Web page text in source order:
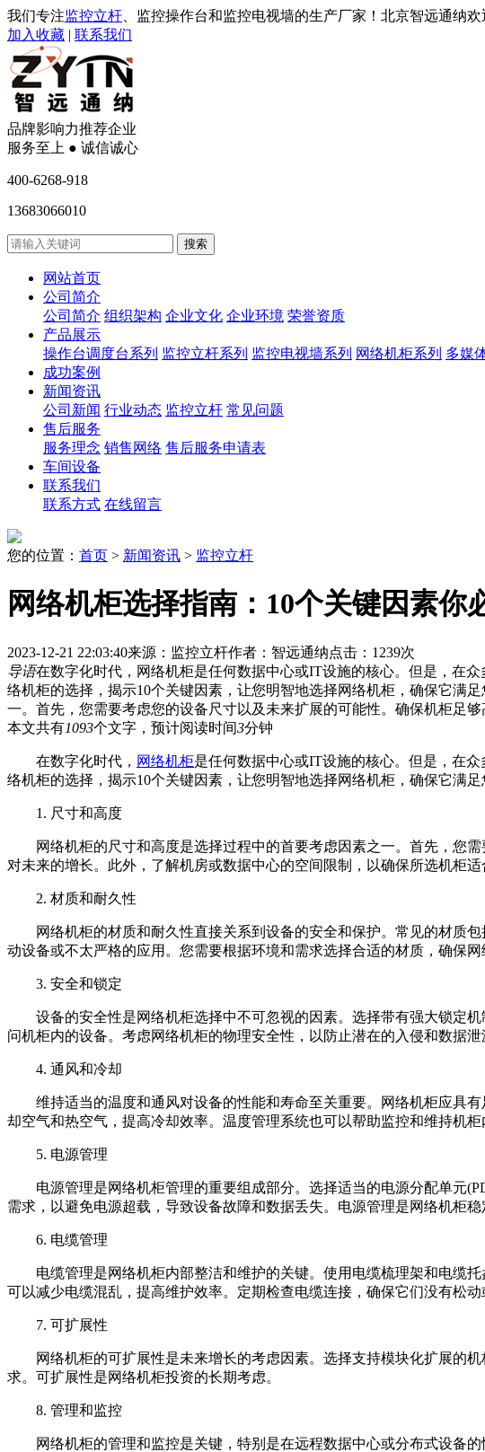
我们专注监控立杆 、监控操作台和监控电视墙的生产厂家！北京智远通纳欢
加入收藏 | 联系我们
品牌影响力推荐企业
服务至上 ● 诚信诚心
400-6268-918
13683066010
网站首页
公司简介
公司简介 组织架构 企业文化 企业环境 荣誉资质
产品展示
操作台调度台系列 监控立杆系列 监控电视墙系列 网络机柜系列 多媒
成功案例
新闻资讯
公司新闻 行业动态 监控立杆 常见问题
售后服务
服务理念 销售网络 售后服务申请表
车间设备
联系我们
联系方式 在线留言
您的位置： 首页 > 新闻资讯 > 监控立杆
网络机柜选择指南：10个关键因素你
2023-12-21 22:03:40来源：监控立杆作者：智远通纳点击：1239次
导语在数字化时代，网络机柜是任何数据中心或IT设施的核心。但是，在
络机柜的选择，揭示10个关键因素，让您明智地选择网络机柜，确保它满
一。首先，您需要考虑您的设备尺寸以及未来扩展的可能性。确保机柜足
本文共有1093个文字，预计阅读时间3分钟
在数字化时代， 网络机柜是任何数据中心或IT设施的核心。但是，在
络机柜的选择，揭示10个关键因素，让您明智地选择网络机柜，确保它满
1. 尺寸和高度
网络机柜的尺寸和高度是选择过程中的首要考虑因素之一。首先，您需
对未来的增长。此外，了解机房或数据中心的空间限制，以确保所选机柜
2. 材质和耐久性
网络机柜的材质和耐久性直接关系到设备的安全和保护。常见的材质包
动设备或不太严格的应用。您需要根据环境和需求选择合适的材质，确保
3. 安全和锁定
设备的安全性是网络机柜选择中不可忽视的因素。选择带有强大锁定机
问机柜内的设备。考虑网络机柜的物理安全性，以防止潜在的入侵和数据泄
4. 通风和冷却
维持适当的温度和通风对设备的性能和寿命至关重要。网络机柜应具有
却空气和热空气，提高冷却效率。温度管理系统也可以帮助监控和维持机柜
5. 电源管理
电源管理是网络机柜管理的重要组成部分。选择适当的电源分配单元
需求，以避免电源超载，导致设备故障和数据丢失。电源管理是网络机柜稳
6. 电缆管理
电缆管理是网络机柜内部整洁和维护的关键。使用电缆梳理架和电缆托
可以减少电缆混乱，提高维护效率。定期检查电缆连接，确保它们没有松动
7. 可扩展性
网络机柜的可扩展性是未来增长的考虑因素。选择支持模块化扩展的机
求。可扩展性是网络机柜投资的长期考虑。
8. 管理和监控
网络机柜的管理和监控是关键，特别是在远程数据中心或分布式设备的